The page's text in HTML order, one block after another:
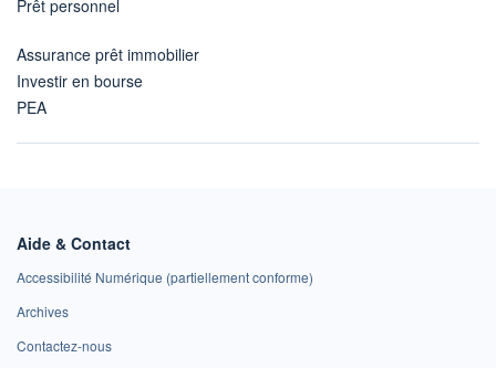
Prêt personnel
Assurance prêt immobilier
Investir en bourse
PEA
Aide & Contact
Accessibilité Numérique (partiellement conforme)
Archives
Contactez-nous